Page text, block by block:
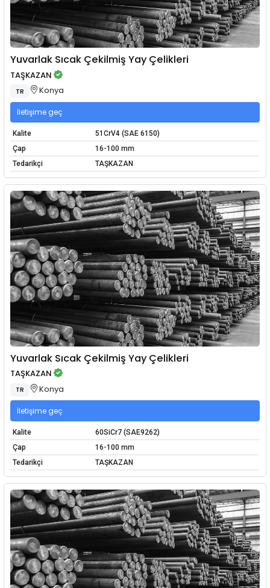
Yuvarlak Sıcak Çekilmiş Yay Çelikleri
TAŞKAZAN
TR Konya
İletişime geç
Kalite
51CrV4 (SAE 6150)
Çap
16-100 mm
Tedarikçi
TAŞKAZAN
Yuvarlak Sıcak Çekilmiş Yay Çelikleri
TAŞKAZAN
TR Konya
İletişime geç
Kalite
60SiCr7 (SAE9262)
Çap
16-100 mm
Tedarikçi
TAŞKAZAN